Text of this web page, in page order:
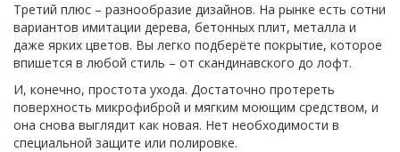
Третий плюс – разнообразие дизайнов. На рынке есть сотни
вариантов имитации дерева, бетонных плит, металла и
даже ярких цветов. Вы легко подберёте покрытие, которое
впишется в любой стиль – от скандинавского до лофт.
И, конечно, простота ухода. Достаточно протереть
поверхность микрофиброй и мягким моющим средством, и
она снова выглядит как новая. Нет необходимости в
специальной защите или полировке.